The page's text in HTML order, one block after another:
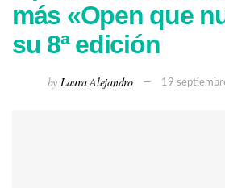
más «Open que
su 8ª edición
by Laura Alejandro 19